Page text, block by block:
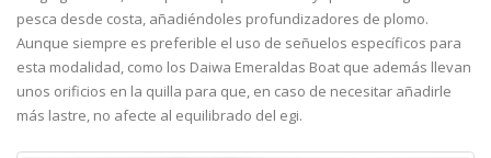
pesca desde costa, añadiéndoles profundizadores de plomo.
Aunque siempre es preferible el uso de señuelos específicos para
esta modalidad, como los Daiwa Emeraldas Boat que además llevan
unos orificios en la quilla para que, en caso de necesitar añadirle
más lastre, no afecte al equilibrado del egi.